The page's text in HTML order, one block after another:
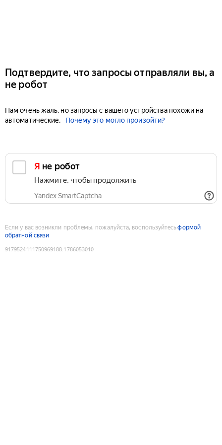
Подтвердите, что запросы отправляли вы, а
не робот
Нам очень жаль, но запросы с вашего устройства похожи на
автоматические.
Почему это могло произойти?
Я не робот
Нажмите, чтобы продолжить
Yandex SmartCaptcha
Если у вас возникли проблемы, пожалуйста, воспользуйтесьформой
обратной связи
9179524111750969188:1786053010